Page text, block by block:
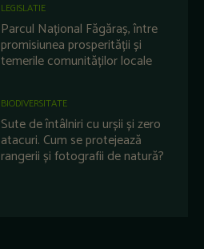
LEGISLATIE
Parcul Național Făgăraș, între
promisiunea prosperității și
temerile comunităților locale
BIODIVERSITATE
Sute de întâlniri cu urșii și zero
atacuri. Cum se protejează
rangerii și fotografii de natură?